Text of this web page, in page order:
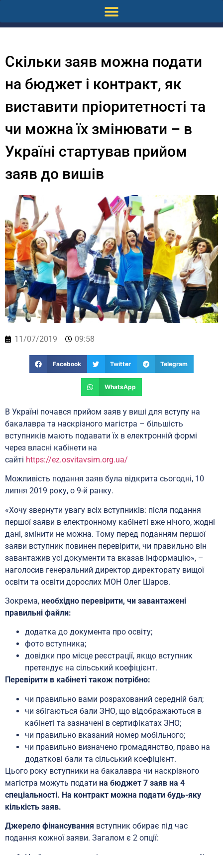
Скільки заяв можна подати
на бюджет і контракт, як
виставити пріоритетності та
чи можна їх змінювати – в
Україні стартував прийом
заяв до вишів
11/07/2019 09:58
Facebook Twitter Telegram
WhatsApp
В Україні почався прийом заяв у виші для вступу на
бакалавра та наскрізного магістра – більшість
вступників мають подавати їх в електронній формі
через власні кабінети на
сайті https://ez.osvitavsim.org.ua/
Можливість подання заяв була відкрита сьогодні, 10
липня 2019 року, о 9-й ранку.
«Хочу звернути увагу всіх вступників: після подання
першої заяви в електронному кабінеті вже нічого, жодні
дані, змінити не можна. Тому перед поданням першої
заяви вступник повинен перевірити, чи правильно він
завантажив усі документи та вказав інформацію», –
наголосив генеральний директор директорату вищої
освіти та освіти дорослих МОН Олег Шаров.
Зокрема, необхідно перевірити, чи завантажені
правильні файли:
додатка до документа про освіту;
фото вступника;
довідки про місце реєстрації, якщо вступник
претендує на сільський коефіцієнт.
Перевірити в кабінеті також потрібно:
чи правильно вами розрахований середній бал;
чи збігаються бали ЗНО, що відображаються в
кабінеті та зазначені в сертифікатах ЗНО;
чи правильно вказаний номер мобільного;
чи правильно визначено громадянство, право на
додаткові бали та сільський коефіцієнт.
Цього року вступники на бакалавра чи наскрізного
магістра можуть подати на бюджет 7 заяв на 4
спеціальності. На контракт можна подати будь-яку
кількість заяв.
Джерело фінансування вступник обирає під час
подання кожної заяви. Загалом є 2 опції: